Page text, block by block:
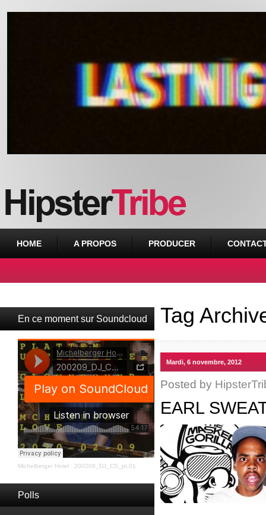
HOME A PROPOS PRODUCER
En ce moment sur Soundcloud
Michelberger Hotel · 200209_DJ_CS_pt.01
Polls
Tag
Mardi, 6 novembre, 2012
Posted by
EARL